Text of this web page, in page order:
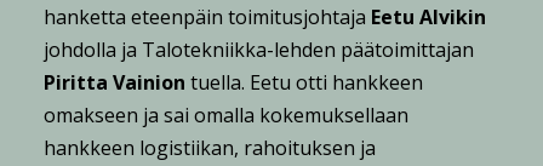
hanketta eteenpäin toimitusjohtaja Eetu Alvikin
johdolla ja Talotekniikka-lehden päätoimittajan
Piritta Vainion tuella. Eetu otti hankkeen
omakseen ja sai omalla kokemuksellaan
hankkeen logistiikan, rahoituksen ja